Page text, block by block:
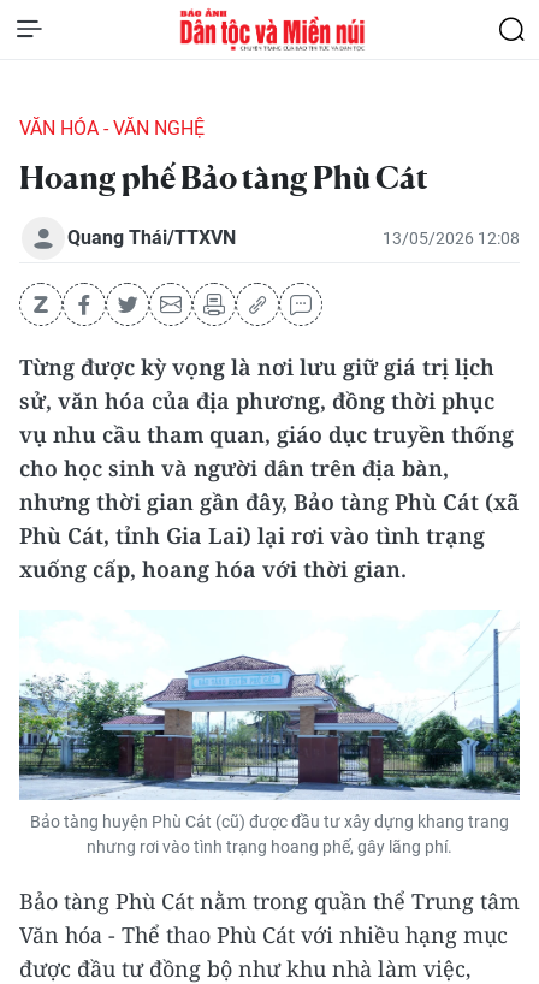
VĂN HÓA - VĂN NGHỆ
Hoang phế Bảo tàng Phù Cát
Quang Thái/TTXVN 13/05/2026 12:08
Từng được kỳ vọng là nơi lưu giữ giá trị lịch
sử, văn hóa của địa phương, đồng thời phục
vụ nhu cầu tham quan, giáo dục truyền thống
cho học sinh và người dân trên địa bàn,
nhưng thời gian gần đây, Bảo tàng Phù Cát (xã
Phù Cát, tỉnh Gia Lai) lại rơi vào tình trạng
xuống cấp, hoang hóa với thời gian.
Bảo tàng huyện Phù Cát (cũ) được đầu tư xây dựng khang trang
nhưng rơi vào tình trạng hoang phế, gây lãng phí.
Bảo tàng Phù Cát nằm trong quần thể Trung tâm
Văn hóa - Thể thao Phù Cát với nhiều hạng mục
được đầu tư đồng bộ như khu nhà làm việc,